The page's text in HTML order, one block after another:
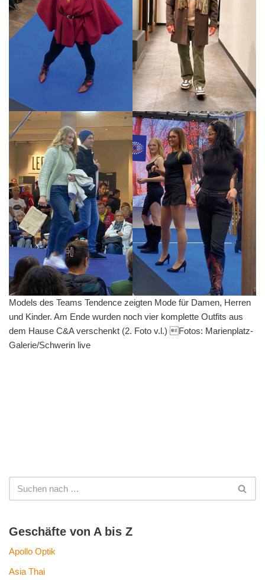
Models des Teams Tendence zeigten Mode für Damen, Herren
und Kinder. Am Ende wurden noch vier komplette Outfits aus
dem Hause C&A verschenkt (2. Foto v.l.) Fotos: Marienplatz-
Galerie/Schwerin live
Geschäfte von A bis Z
Apollo Optik
Asia Thai